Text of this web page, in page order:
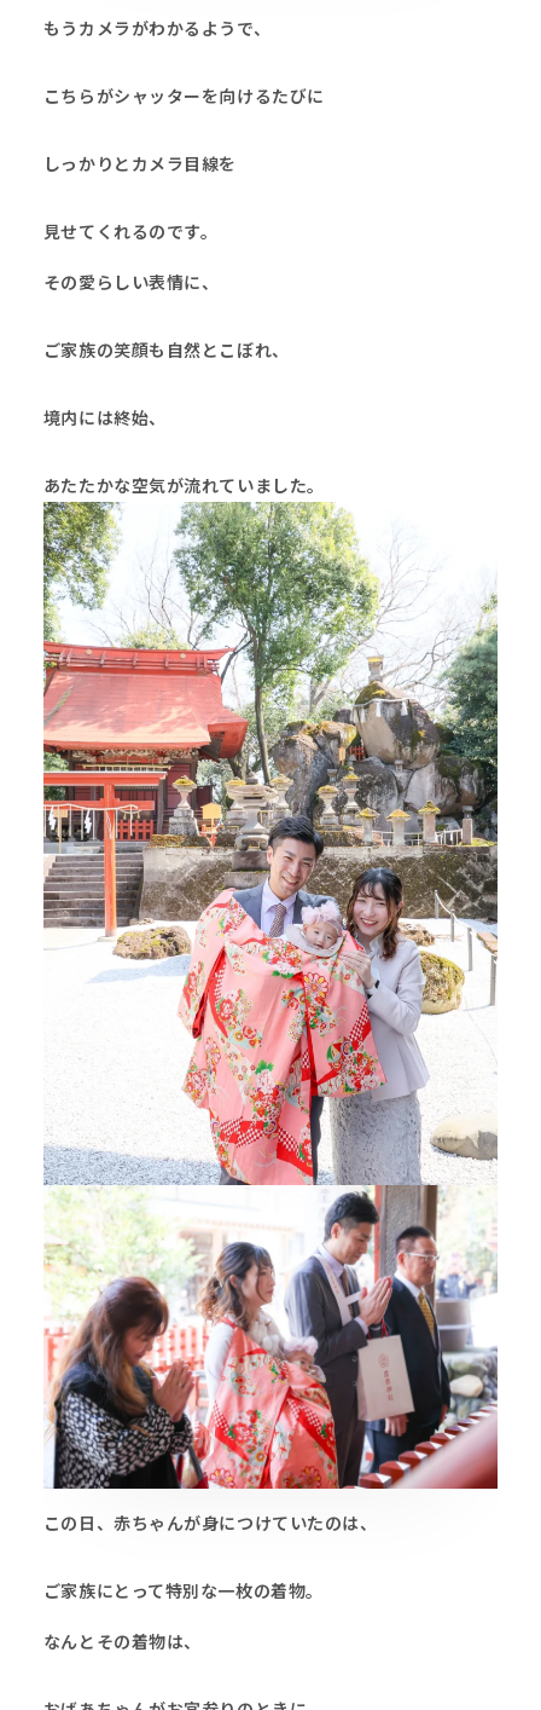
もうカメラがわかるようで、
こちらがシャッターを向けるたびに
しっかりとカメラ目線を
見せてくれるのです。
その愛らしい表情に、
ご家族の笑顔も自然とこぼれ、
境内には終始、
あたたかな空気が流れていました。
この日、赤ちゃんが身につけていたのは、
ご家族にとって特別な一枚の着物。
なんとその着物は、